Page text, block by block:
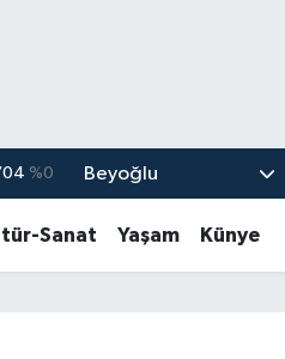
%0 Beyoğlu
Sanat Yaşam Künye